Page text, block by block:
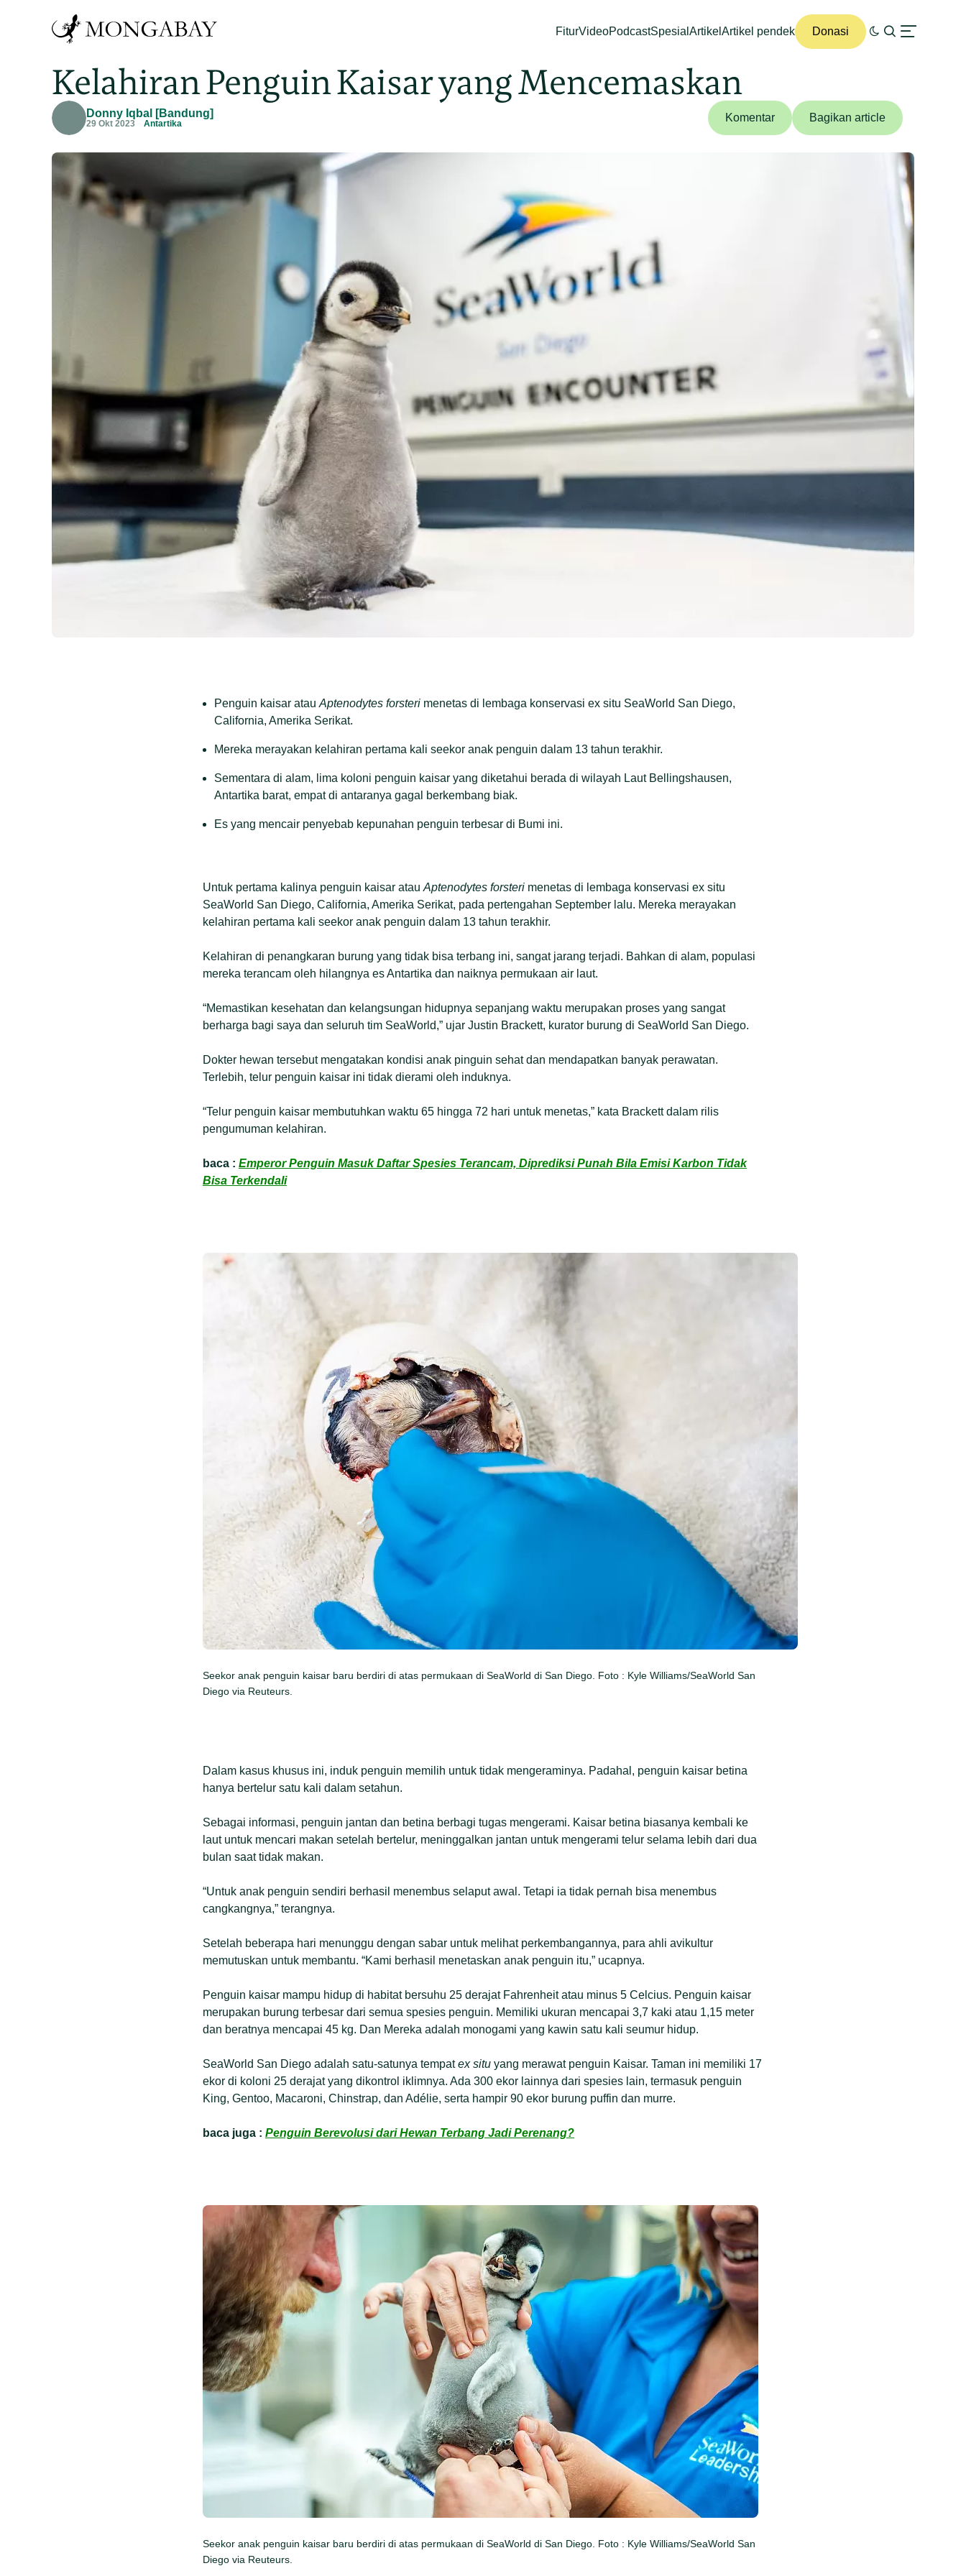
FiturVideoPodcastSpesial Artikel Artikel pendek Donasi
Kelahiran Penguin Kaisar yang Mencemaskan
Donny Iqbal [Bandung]
29 Okt 2023 Antartika Komentar Bagikan article
Penguin kaisar atau Aptenodytes forsteri menetas di lembaga konservasi ex situ SeaWorld San Diego,
California, Amerika Serikat.
Mereka merayakan kelahiran pertama kali seekor anak penguin dalam 13 tahun terakhir.
Sementara di alam, lima koloni penguin kaisar yang diketahui berada di wilayah Laut Bellingshausen,
Antartika barat, empat di antaranya gagal berkembang biak.
Es yang mencair penyebab kepunahan penguin terbesar di Bumi ini.
Untuk pertama kalinya penguin kaisar atau Aptenodytes forsteri menetas di lembaga konservasi ex situ
SeaWorld San Diego, California, Amerika Serikat, pada pertengahan September lalu. Mereka merayakan
kelahiran pertama kali seekor anak penguin dalam 13 tahun terakhir.
Kelahiran di penangkaran burung yang tidak bisa terbang ini, sangat jarang terjadi. Bahkan di alam, populasi
mereka terancam oleh hilangnya es Antartika dan naiknya permukaan air laut.
“Memastikan kesehatan dan kelangsungan hidupnya sepanjang waktu merupakan proses yang sangat
berharga bagi saya dan seluruh tim SeaWorld,” ujar Justin Brackett, kurator burung di SeaWorld San Diego.
Dokter hewan tersebut mengatakan kondisi anak pinguin sehat dan mendapatkan banyak perawatan.
Terlebih, telur penguin kaisar ini tidak dierami oleh induknya.
“Telur penguin kaisar membutuhkan waktu 65 hingga 72 hari untuk menetas,” kata Brackett dalam rilis
pengumuman kelahiran.
baca : Emperor Penguin Masuk Daftar Spesies Terancam, Diprediksi Punah Bila Emisi Karbon Tidak
Bisa Terkendali
Seekor anak penguin kaisar baru berdiri di atas permukaan di SeaWorld di San Diego. Foto : Kyle Williams/SeaWorld San
Diego via Reuteurs.
Dalam kasus khusus ini, induk penguin memilih untuk tidak mengeraminya. Padahal, penguin kaisar betina
hanya bertelur satu kali dalam setahun.
Sebagai informasi, penguin jantan dan betina berbagi tugas mengerami. Kaisar betina biasanya kembali ke
laut untuk mencari makan setelah bertelur, meninggalkan jantan untuk mengerami telur selama lebih dari dua
bulan saat tidak makan.
“Untuk anak penguin sendiri berhasil menembus selaput awal. Tetapi ia tidak pernah bisa menembus
cangkangnya,” terangnya.
Setelah beberapa hari menunggu dengan sabar untuk melihat perkembangannya, para ahli avikultur
memutuskan untuk membantu. “Kami berhasil menetaskan anak penguin itu,” ucapnya.
Penguin kaisar mampu hidup di habitat bersuhu 25 derajat Fahrenheit atau minus 5 Celcius. Penguin kaisar
merupakan burung terbesar dari semua spesies penguin. Memiliki ukuran mencapai 3,7 kaki atau 1,15 meter
dan beratnya mencapai 45 kg. Dan Mereka adalah monogami yang kawin satu kali seumur hidup.
SeaWorld San Diego adalah satu-satunya tempatex situ yang merawat penguin Kaisar. Taman ini memiliki 17
ekor di koloni 25 derajat yang dikontrol iklimnya. Ada 300 ekor lainnya dari spesies lain, termasuk penguin
King, Gentoo, Macaroni, Chinstrap, dan Adélie, serta hampir 90 ekor burung puffin dan murre.
baca juga : Penguin Berevolusi dari Hewan Terbang Jadi Perenang?
Seekor anak penguin kaisar baru berdiri di atas permukaan di SeaWorld di San Diego. Foto : Kyle Williams/SeaWorld San
Diego via Reuteurs.